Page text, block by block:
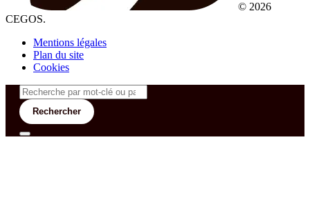
© 2026
CEGOS.
Mentions légales
Plan du site
Cookies
Rechercher